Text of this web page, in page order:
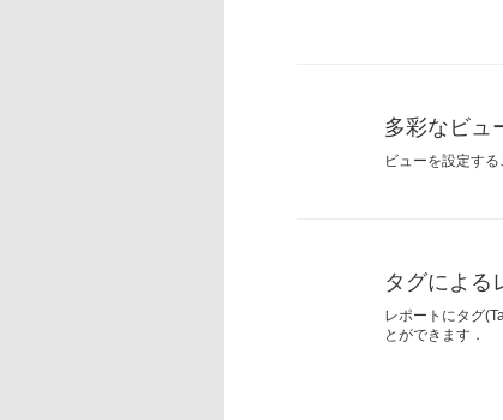
多彩なビュ
ビューを設定す
タグによる
レポートにタグ
とができます．